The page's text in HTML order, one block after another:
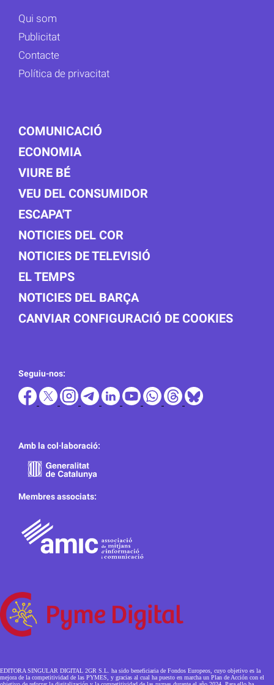
Qui som
Publicitat
Contacte
Política de privacitat
COMUNICACIÓ
ECONOMIA
VIURE BÉ
VEU DEL CONSUMIDOR
ESCAPA'T
NOTICIES DEL COR
NOTICIES DE TELEVISIÓ
EL TEMPS
NOTICIES DEL BARÇA
CANVIAR CONFIGURACIÓ DE COOKIES
Seguiu-nos:
Amb la col·laboració:
Membres associats:
EDITORA SINGULAR DIGITAL 2GR S.L. ha sido beneficiaria de Fondos Europeos, cuyo objetivo es la
mejora de la competitividad de las PYMES, y gracias al cual ha puesto en marcha un Plan de Acción con el